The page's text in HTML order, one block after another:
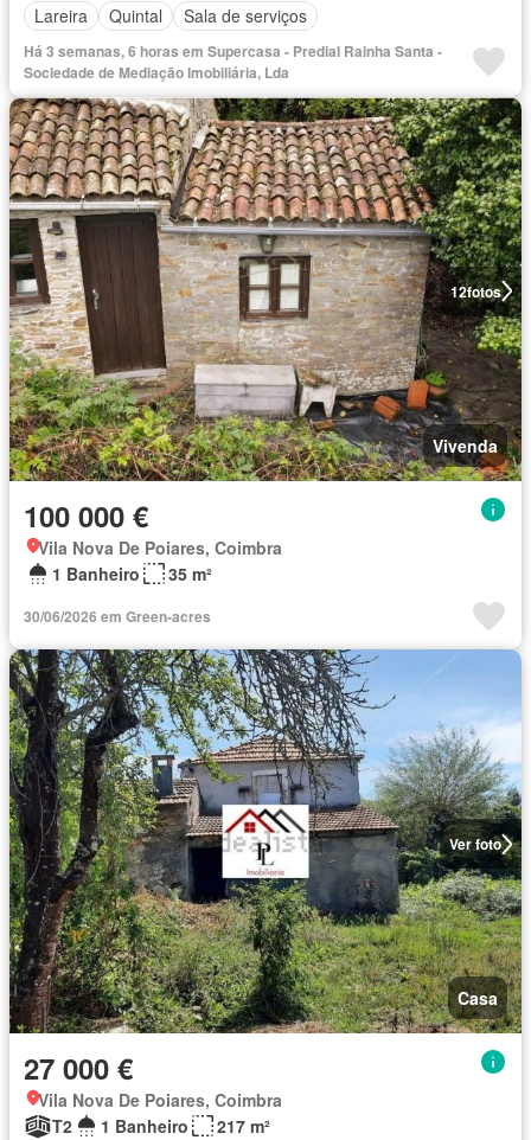
Lareira
Quintal Sala de serviços
Há 3 semanas, 6 horas em Supercasa - Predial Rainha Santa -
Sociedade de Mediação Imobiliária, Lda
12fotos
Vivenda
100 000 €
Vila Nova De Poiares, Coimbra
1 Banheiro
35 m²
30/06/2026 em Green-acres
Ver foto
Casa
27 000 €
Vila Nova De Poiares, Coimbra
T2
1 Banheiro 217 m²